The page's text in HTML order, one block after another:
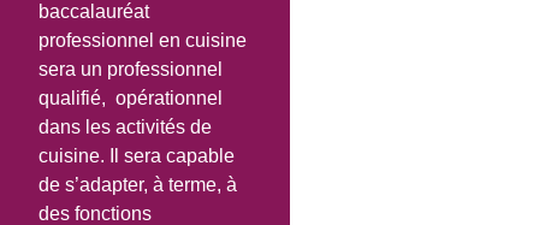
baccalauréat
professionnel en cuisine
sera un professionnel
qualifié, opérationnel
dans les activités de
cuisine. Il sera capable
de s’adapter, à terme, à
des fonctions